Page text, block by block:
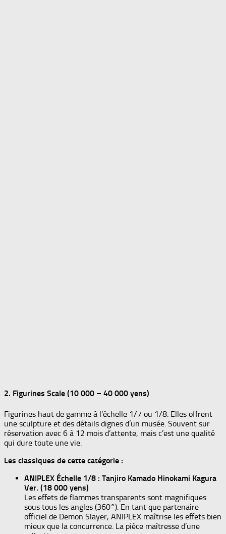
2. Figurines Scale (10 000 – 40 000 yens)
Figurines haut de gamme à l’échelle 1/7 ou 1/8. Elles offrent
une sculpture et des détails dignes d’un musée. Souvent sur
réservation avec 6 à 12 mois d’attente, mais c’est une qualité
qui dure toute une vie.
Les classiques de cette catégorie :
ANIPLEX Échelle 1/8 : Tanjiro Kamado Hinokami Kagura
Ver. (18 000 yens)
Les effets de flammes transparents sont magnifiques
sous tous les angles (360°). En tant que partenaire
officiel de Demon Slayer, ANIPLEX maîtrise les effets bien
mieux que la concurrence. La pièce maîtresse d’une